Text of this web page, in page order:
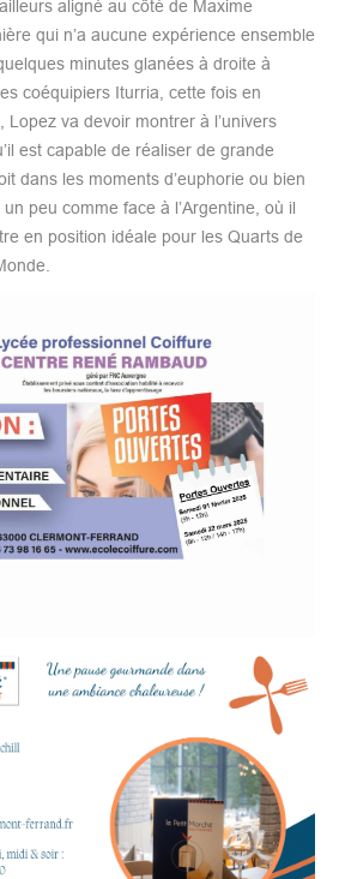
aligné au côté de Maxime
qui n’a aucune expérience ensemble
minutes glanées à droite à
coéquipiers Iturria, cette fois en
Lopez va devoir montrer à l’univers
est capable de réaliser de grande
dans les moments d’euphorie ou bien
peu comme face à l’Argentine, où il
en position idéale pour les Quarts de